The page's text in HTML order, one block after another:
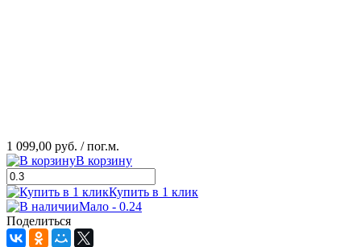
1 099,00 руб. / пог.м.
В корзину
Купить в 1 клик
Мало - 0.24
Поделиться